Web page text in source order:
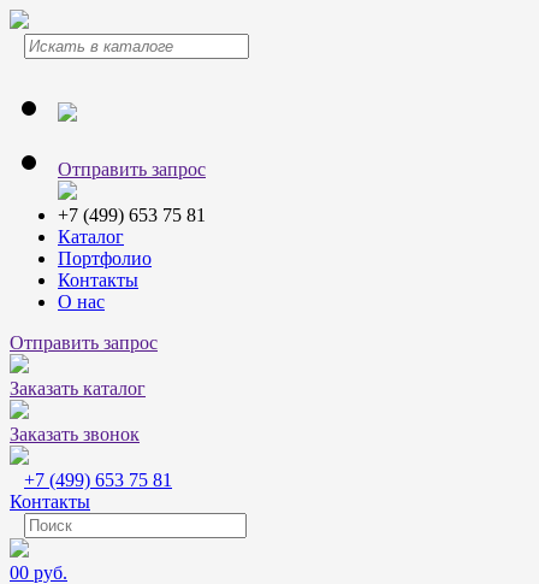
Отправить запрос
+7 (499) 653 75 81
Каталог
Портфолио
Контакты
О нас
Отправить запрос
Заказать каталог
Заказать звонок
+7 (499) 653 75 81
Контакты
00 руб.